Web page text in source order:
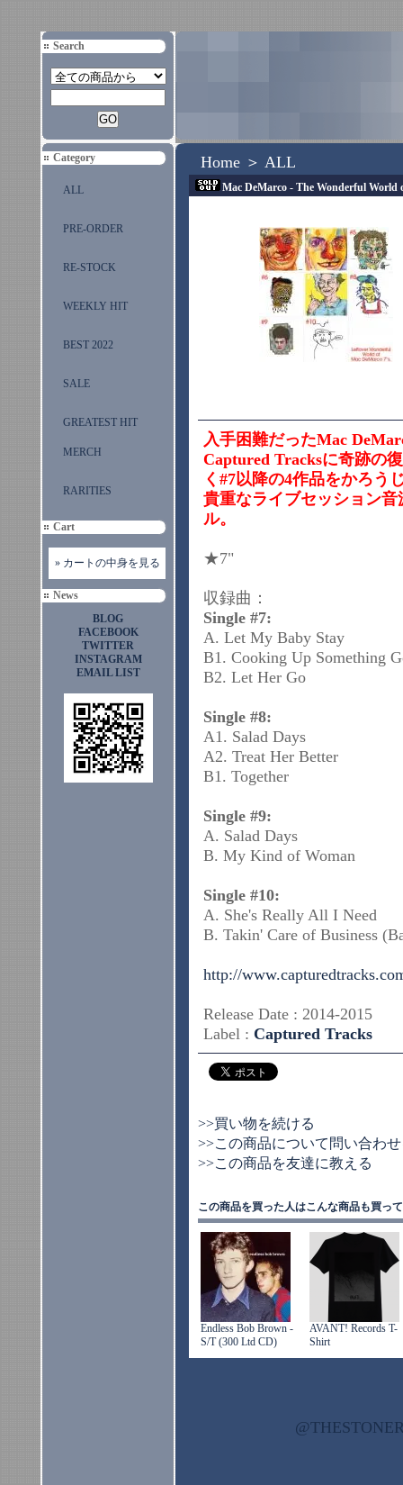
Search
Category
ALL
PRE-ORDER
RE-STOCK
WEEKLY HIT
BEST 2022
SALE
GREATEST HIT
MERCH
RARITIES
Cart
» カートの中身を見る
News
BLOG
FACEBOOK
TWITTER
INSTAGRAM
EMAIL LIST
Home ＞ ALL
Mac DeMarco - The Wonderful World
入手困難だったMac
Captured Tracksに奇跡の
く#7以降の4作品をかろう
貴重なライブセッション
ル。
★7"
収録曲：
Single #7:
A. Let My Baby Stay
B1. Cooking Up Something
B2. Let Her Go
Single #8:
A1. Salad Days
A2. Treat Her Better
B1. Together
Single #9:
A. Salad Days
B. My Kind of Woman
Single #10:
A. She's Really All I Need
B. Takin' Care of Business
http://
Release Date : 2014-2015
Label : Captured Tracks
>>買い物を続ける
>>この商品について問い合わ
>>この商品を友達に教える
この商品を買った人はこんな商品も買っ
Endless Bob Brown -
S/T (300 Ltd CD)
AVANT! Records T-
Shirt